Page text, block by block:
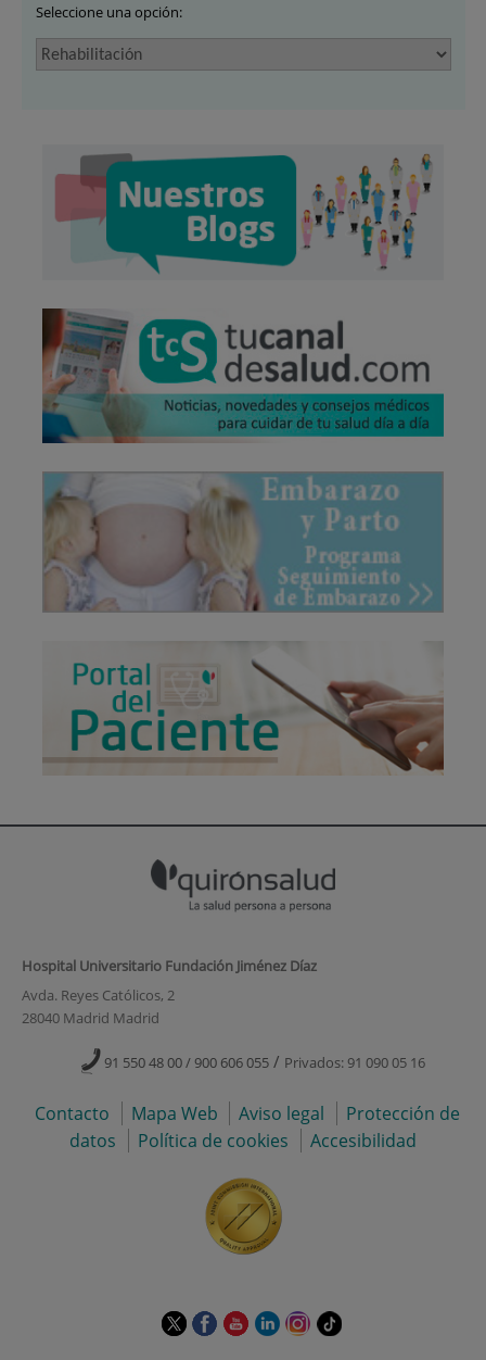
Seleccione una opción:
Hospital Universitario Fundación Jiménez Díaz
Avda. Reyes Católicos, 2
28040 Madrid Madrid
91 550 48 00 / 900 606 055 / Privados: 91 090 05 16
Contacto Mapa Web Aviso legal
Protección de
datos
Política de cookies Accesibilidad
EsteEsteEsteEsteEsteEnlace